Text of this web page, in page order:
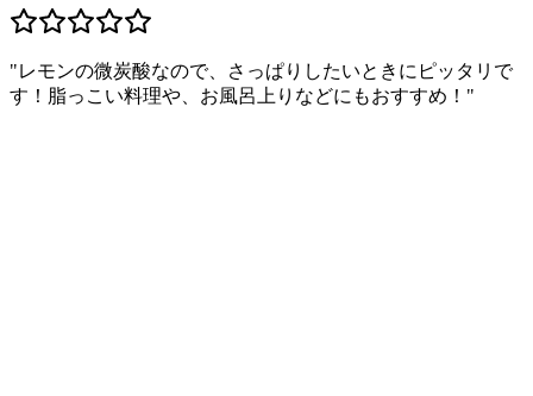
"レモンの微炭酸なので、さっぱりしたいときにピッタリで
す！脂っこい料理や、お風呂上りなどにもおすすめ！ "